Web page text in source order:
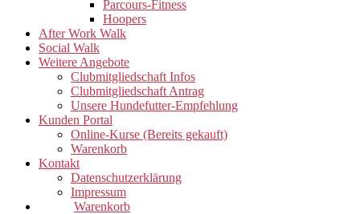
Parcours-Fitness
Hoopers
After Work Walk
Social Walk
Weitere Angebote
Clubmitgliedschaft Infos
Clubmitgliedschaft Antrag
Unsere Hundefutter-Empfehlung
Kunden Portal
Online-Kurse (Bereits gekauft)
Warenkorb
Kontakt
Datenschutzerklärung
Impressum
Warenkorb